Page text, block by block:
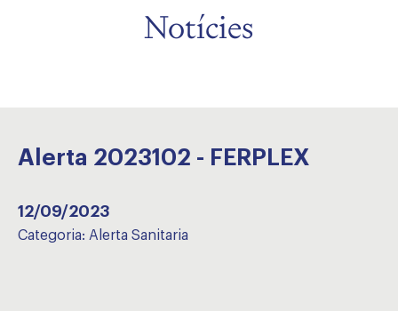
Notícies
Alerta 2023102 - FERPLEX
12/09/2023
Categoria: Alerta Sanitaria